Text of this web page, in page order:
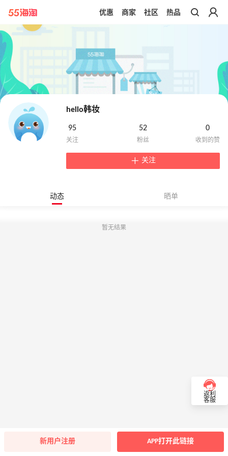
带你去官网买正品
优惠 商家 社区 热品
hello韩妆
95 52 0
关注
动态 晒单
暂无结果
返利
客服
新用户注册 APP打开此链接